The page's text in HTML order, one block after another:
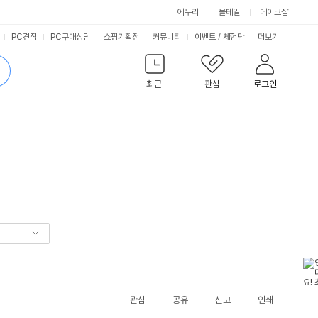
에누리 몰테일 메이크샵
최근
관심 로그인
PC견적 PC구매상담 쇼핑기획전 커뮤니티 이벤트 / 체험단 서
비
스
더보기
관심 공유 신고 인쇄